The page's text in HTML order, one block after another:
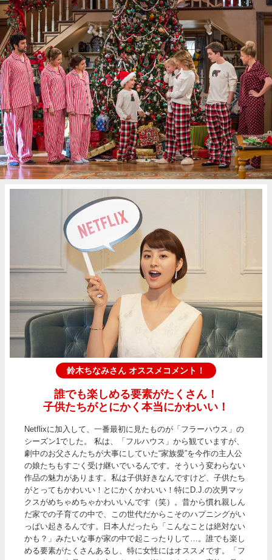
鈴木ちなみさん オススメコメント！
誰でも楽しめる要素がたくさん！
子供たちがとにかく本当にかわいい！
Netflixに加入して、一番最初に見たものが「フラーハウス」の
シーズン1でした。 私は、「フルハウス」から観ていますが、
劇中のお父さんたちが大事にしていた“家族愛”を今作の主人公
の娘たちもすごく受け継いでいるんです。そういう変わらない
作品の魅力があります。私は子供好きなんですけど、子供たち
がとってもかわいい！とにかくかわいい！特にD.J.の次男マッ
クスがめちゃめちゃかわいいんです（笑）。昔から慣れ親しん
だ家での子育ての中で、この世代だからこそのハプニングがい
っぱい起きるんです。日本人だったら「こんなことは絶対ない
かも？」みたいな事が家の中で起こったりして…。誰でも楽し
める要素がたくさんあるし、特に女性にはオススメです。「フ